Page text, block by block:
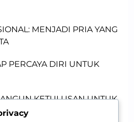
MENJADI PRIA YANG
PERCAYA DIRI UNTUK
KETULUSAN UNTUK